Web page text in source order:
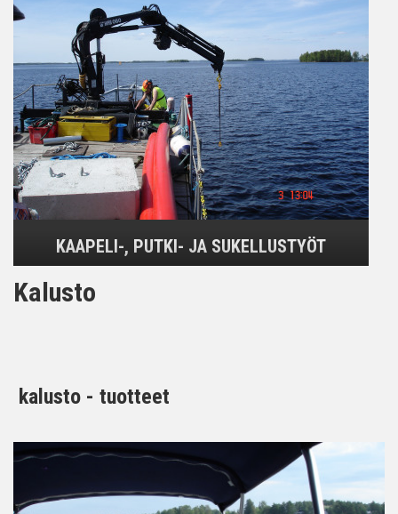
KAAPELI-, PUTKI- JA SUKELLUSTYÖT
Kalusto
kalusto - tuotteet